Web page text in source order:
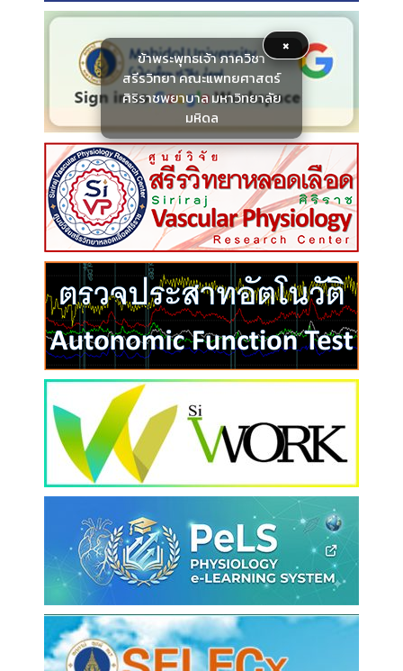
×
ข้าพระพุทธเจ้า ภาควิชา
สรีรวิทยา คณะแพทยศาสตร์
ศิริราชพยาบาล มหาวิทยาลัย
มหิดล